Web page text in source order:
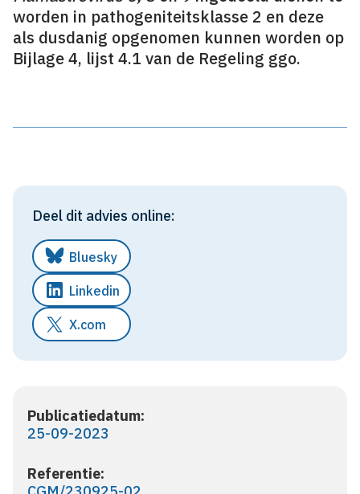
Publicatiedatum:
25-09-2023
Referentie:
worden in pathogeniteitsklasse 2 en deze
als dusdanig opgenomen kunnen worden op
Bijlage 4, lijst 4.1 van de Regeling ggo.
Deel dit advies online:
Bluesky
Linkedin
X.com